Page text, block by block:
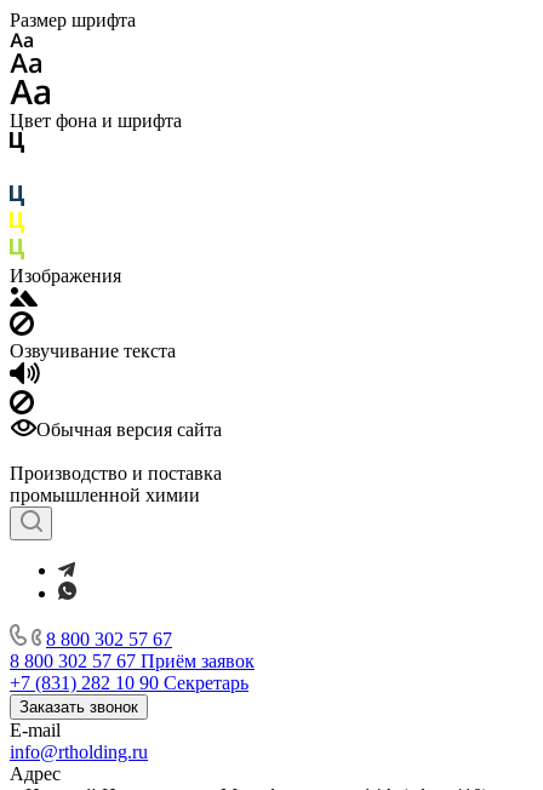
Размер шрифта
Цвет фона и шрифта
Изображения
Озвучивание текста
Обычная версия сайта
Производство и поставка
промышленной химии
8 800 302 57 67
8 800 302 57 67 Приём заявок
+7 (831) 282 10 90 Секретарь
Заказать звонок
E-mail
info@rtholding.ru
Адрес